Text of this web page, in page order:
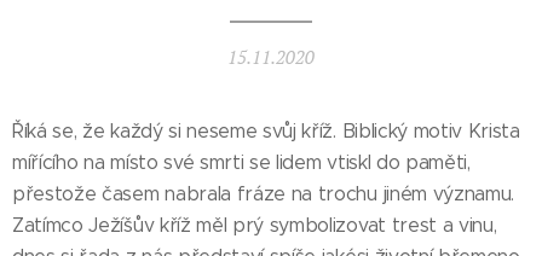
15.11.2020
Říká se, že každý si neseme svůj kříž. Biblický motiv Krista
mířícího na místo své smrti se lidem vtiskl do paměti,
přestože časem nabrala fráze na trochu jiném významu.
Zatímco Ježíšův kříž měl prý symbolizovat trest a vinu,